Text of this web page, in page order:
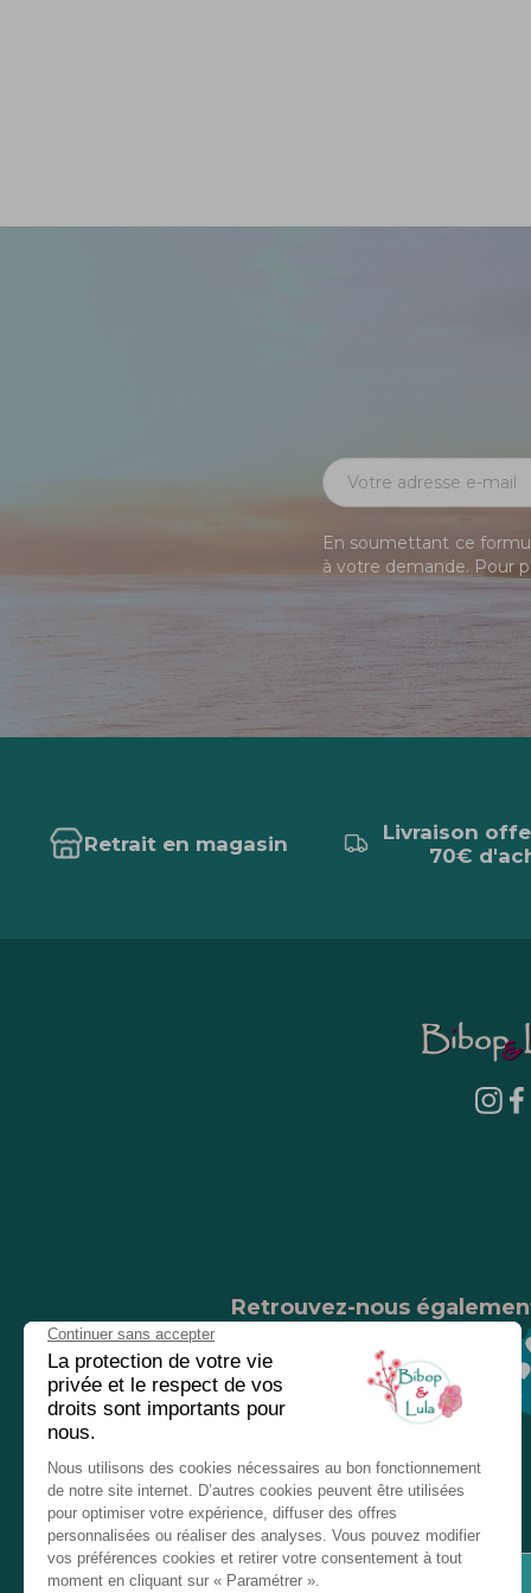
En soumettant ce
à votre demande. Pour
Retrait en magasin
Livraison
70€
Retrouvez-nous
Nos magasins
Chez nos revendeurs